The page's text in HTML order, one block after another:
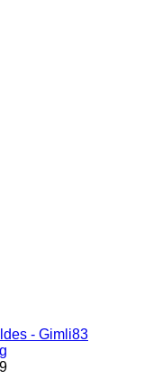
- Gimli83